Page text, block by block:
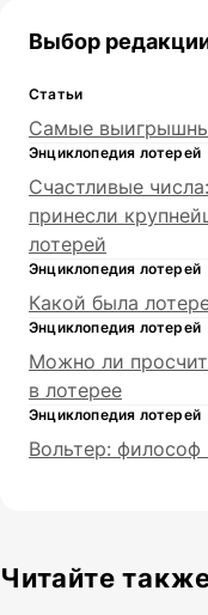
Выбор
Статьи
Самые
Энциклопедия лотерей
Счастливые
принесли
лотерей
Энциклопедия лотерей
Какой была
Энциклопедия лотерей
Можно ли
в лотерее
Энциклопедия лотерей
Вольтер:
Читайте